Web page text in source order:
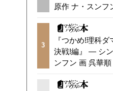
原作 ナ・スンフ
3
『つかめ!理科
決戦!編』 — シ
ンフン 画 呉華順